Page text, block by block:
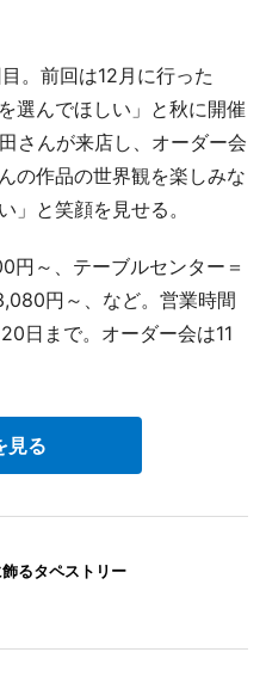
。前回は12月に行った
選んでほしい」と秋に開催
さんが来店し、オーダー会
の作品の世界観を楽しみな
」と笑顔を見せる。
円～、テーブルセンター＝
円～、など。営業時間
日まで。オーダー会は11
見る
るタペストリー